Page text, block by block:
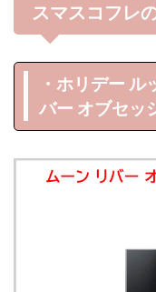
スマスコフレ
・ホリデー ル
バー オブセ